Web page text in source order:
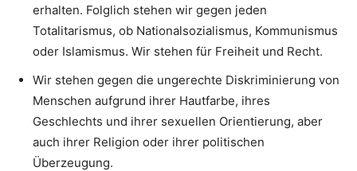
erhalten. Folglich stehen wir gegen jeden
Totalitarismus, ob Nationalsozialismus, Kommunismus
oder Islamismus. Wir stehen für Freiheit und Recht.
Wir stehen gegen die ungerechte Diskriminierung von
Menschen aufgrund ihrer Hautfarbe, ihres
Geschlechts und ihrer sexuellen Orientierung, aber
auch ihrer Religion oder ihrer politischen
Überzeugung.